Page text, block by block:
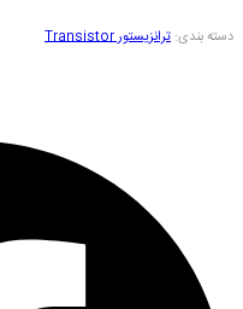
دسته بندی: ترانزیستور Transistor